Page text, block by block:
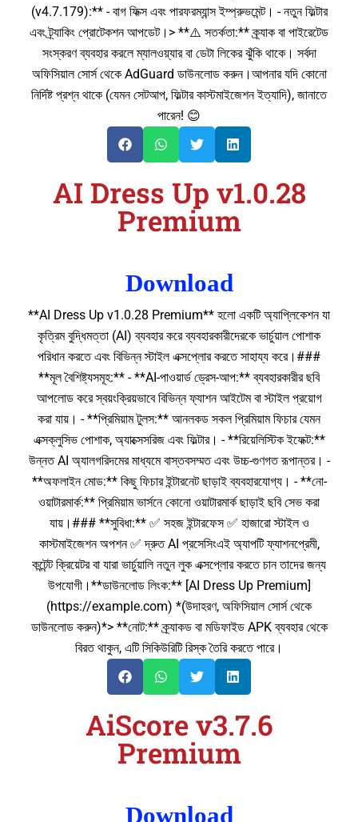
(v4.7.179):** - বাগ ফিক্স এবং পারফরম্যান্স ইম্প্রুভমেন্ট। - নতুন ফিল্টার
এবং ট্র্যাকিং প্রোটেকশন আপডেট।> **⚠️ সতর্কতা:** ক্র্যাক বা পাইরেটেড
সংস্করণ ব্যবহার করলে ম্যালওয়্যার বা ডেটা লিকের ঝুঁকি থাকে। সর্বদা
অফিসিয়াল সোর্স থেকে AdGuard ডাউনলোড করুন।আপনার যদি কোনো
নির্দিষ্ট প্রশ্ন থাকে (যেমন সেটআপ, ফিল্টার কাস্টমাইজেশন ইত্যাদি), জানাতে
পারেন! 😊
AI Dress Up v1.0.28
Premium
Download
**AI Dress Up v1.0.28 Premium** হলো একটি অ্যাপ্লিকেশন যা
কৃত্রিম বুদ্ধিমত্তা (AI) ব্যবহার করে ব্যবহারকারীদেরকে ভার্চুয়াল পোশাক
পরিধান করতে এবং বিভিন্ন স্টাইল এক্সপ্লোর করতে সাহায্য করে।###
**মূল বৈশিষ্ট্যসমূহ:** - **AI-পাওয়ার্ড ড্রেস-আপ:** ব্যবহারকারীর ছবি
আপলোড করে স্বয়ংক্রিয়ভাবে বিভিন্ন ফ্যাশন আইটেম বা স্টাইল প্রয়োগ
করা যায়। - **প্রিমিয়াম টুলস:** আনলকড সকল প্রিমিয়াম ফিচার যেমন
এক্সক্লুসিভ পোশাক, অ্যাক্সেসরিজ এবং ফিল্টার। - **রিয়েলিস্টিক ইফেক্ট:**
উন্নত AI অ্যালগরিদমের মাধ্যমে বাস্তবসম্মত এবং উচ্চ-গুণগত রূপান্তর। -
**অফলাইন মোড:** কিছু ফিচার ইন্টারনেট ছাড়াই ব্যবহারযোগ্য। - **নো-
ওয়াটারমার্ক:** প্রিমিয়াম ভার্সনে কোনো ওয়াটারমার্ক ছাড়াই ছবি সেভ করা
যায়।### **সুবিধা:** ✅ সহজ ইন্টারফেস ✅ হাজারো স্টাইল ও
কাস্টমাইজেশন অপশন ✅ দ্রুত AI প্রসেসিংএই অ্যাপটি ফ্যাশনপ্রেমী,
কন্টেন্ট ক্রিয়েটর বা যারা ভার্চুয়ালি নতুন লুক এক্সপ্লোর করতে চান তাদের জন্য
উপযোগী।**ডাউনলোড লিংক:** [AI Dress Up Premium]
(https://example.com) *(উদাহরণ, অফিসিয়াল সোর্স থেকে
ডাউনলোড করুন)*> **নোট:** ক্র্যাকড বা মডিফাইড APK ব্যবহার থেকে
বিরত থাকুন, এটি সিকিউরিটি রিস্ক তৈরি করতে পারে।
AiScore v3.7.6
Premium
Download